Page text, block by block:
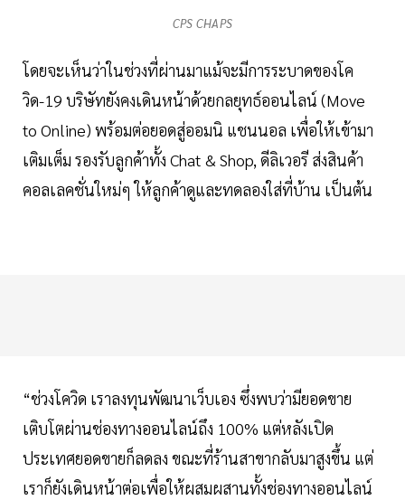
CPS CHAPS
โดยจะเห็นว่าในช่วงที่ผ่านมาแม้จะมีการระบาดของโค
วิด-19 บริษัทยังคงเดินหน้าด้วยกลยุทธ์ออนไลน์ (Move
to Online) พร้อมต่อยอดสู่ออมนิ แชนนอล เพื่อให้เข้ามา
เติมเต็ม รองรับลูกค้าทั้ง Chat & Shop, ดีลิเวอรี ส่งสินค้า
คอลเลคชั่นใหม่ๆ ให้ลูกค้าดูและทดลองใส่ที่บ้าน เป็นต้น
“ช่วงโควิด เราลงทุนพัฒนาเว็บเอง ซึ่งพบว่ามียอดขาย
เติบโตผ่านช่องทางออนไลน์ถึง 100% แต่หลังเปิด
ประเทศยอดขายก็ลดลง ขณะที่ร้านสาขากลับมาสูงขึ้น แต่
เราก็ยังเดินหน้าต่อเพื่อให้ผสมผสานทั้งช่องทางออนไลน์